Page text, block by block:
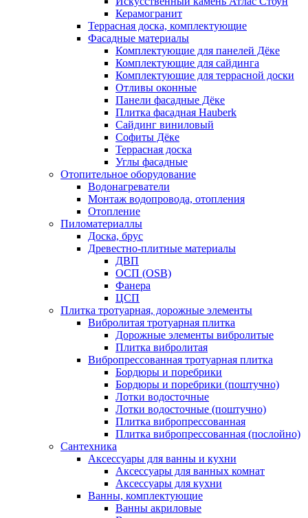
Керамогранит
Террасная доска, комплектующие
Фасадные материалы
Комплектующие для панелей Дёке
Комплектующие для сайдинга
Комплектующие для террасной доски
Отливы оконные
Панели фасадные Дёке
Плитка фасадная Hauberk
Сайдинг виниловый
Софиты Дёке
Террасная доска
Углы фасадные
Отопительное оборудование
Водонагреватели
Монтаж водопровода, отопления
Отопление
Пиломатериаллы
Доска, брус
Древестно-плитные материалы
ДВП
ОСП (OSB)
Фанера
ЦСП
Плитка тротуарная, дорожные элементы
Вибролитая тротуарная плитка
Дорожные элементы вибролитые
Плитка вибролитая
Вибропрессованная тротуарная плитка
Бордюры и поребрики
Бордюры и поребрики (поштучно)
Лотки водосточные
Лотки водосточные (поштучно)
Плитка вибропрессованная
Плитка вибропрессованная (послойно)
Сантехника
Аксессуары для ванны и кухни
Аксессуары для ванных комнат
Аксессуары для кухни
Ванны, комплектующие
Ванны акриловые